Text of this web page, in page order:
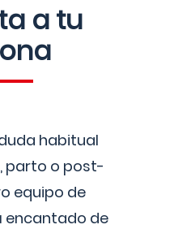
a tu
habitual
parto o post-
equipo de
de